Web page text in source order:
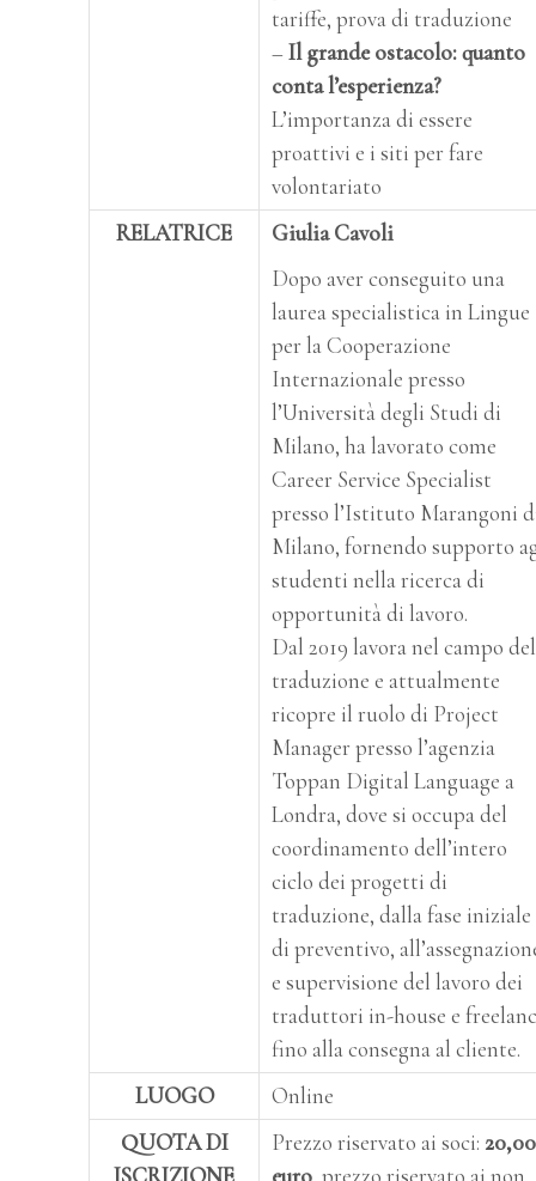
tariffe, prova di traduzione
–Il grande ostacolo: quanto
conta l’esperienza?
L’importanza di essere
proattivi e i siti per fare
volontariato
RELATRICE
Giulia Cavoli
Dopo aver conseguito una
laurea specialistica in Lingue
per la Cooperazione
Internazionale presso
l’Università degli Studi di
Milano, ha lavorato come
Career Service Specialist
presso l’Istituto Marangoni
Milano, fornendo supporto
studenti nella ricerca di
opportunità di lavoro.
Dal 2019 lavora nel campo
traduzione e attualmente
ricopre il ruolo di Project
Manager presso l’agenzia
Toppan Digital Language a
Londra, dove si occupa del
coordinamento dell’intero
ciclo dei progetti di
traduzione, dalla fase iniziale
di preventivo,
e supervisione del lavoro dei
traduttori in-house e
fino alla consegna al cliente.
LUOGO
Online
QUOTA DI
Prezzo riservato ai soci: 20,00